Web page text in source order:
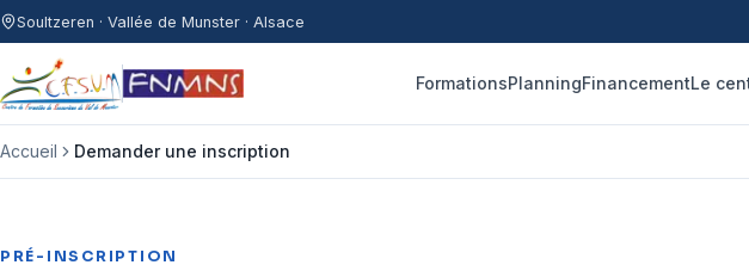
Aller au contenu
Soultzeren · Vallée de Munster · Alsace
FormationsPlanningFinancementLe
Accueil Demander une inscription
PRÉ-INSCRIPTION